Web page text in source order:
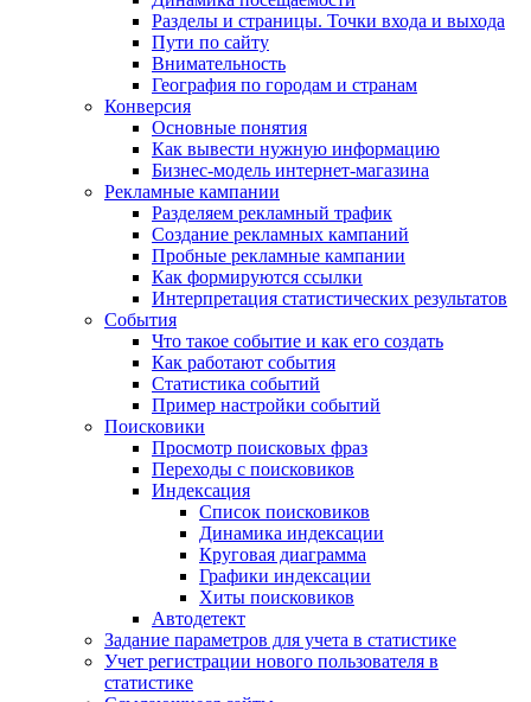
Разделы и страницы. Точки входа и выхода
Пути по сайту
Внимательность
География по городам и странам
Конверсия
Основные понятия
Как вывести нужную информацию
Бизнес-модель интернет-магазина
Рекламные кампании
Разделяем рекламный трафик
Создание рекламных кампаний
Пробные рекламные кампании
Как формируются ссылки
Интерпретация статистических результатов
События
Что такое событие и как его создать
Как работают события
Статистика событий
Пример настройки событий
Поисковики
Просмотр поисковых фраз
Переходы с поисковиков
Индексация
Список поисковиков
Динамика индексации
Круговая диаграмма
Графики индексации
Хиты поисковиков
Автодетект
Задание параметров для учета в статистике
Учет регистрации нового пользователя в
статистике